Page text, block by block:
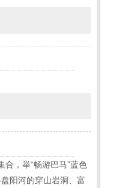
，举“畅游巴马”蓝色
阳河的穿山岩洞、富